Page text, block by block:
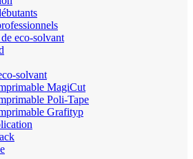
eco-solvant
solvant
MagiCut
Poli-Tape
Grafityp